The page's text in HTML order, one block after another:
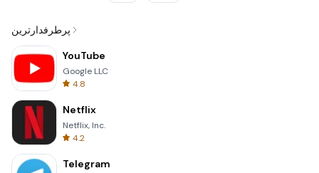
پرطرفدارترین
YouTube
Google LLC
4.8
Netflix
Netflix, Inc.
4.2
Telegram